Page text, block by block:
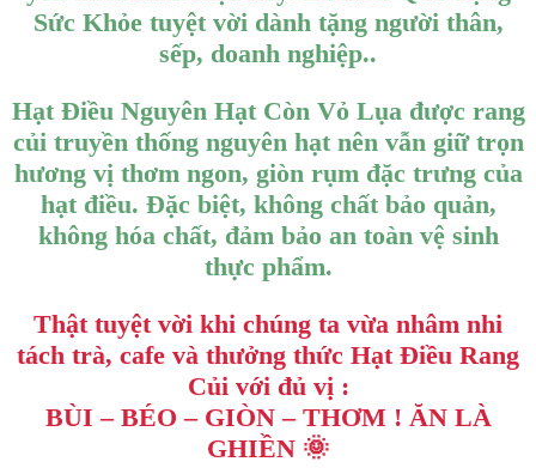
Sức Khỏetuyệt vời dành tặng người thân,
sếp, doanh nghiệp..
Hạt Điều Nguyên Hạt Còn Vỏ Lụađược rang
củi truyền thống nguyên hạt nên vẫn giữ trọn
hương vị thơm ngon, giòn rụm đặc trưng của
hạt điều. Đặc biệt, không chất bảo quản,
không hóa chất, đảm bảo an toàn vệ sinh
thực phẩm.
Thật tuyệt vời khi chúng ta vừa nhâm nhi
tách trà, cafe và thưởng thức Hạt Điều Rang
Củi với đủ vị :
BÙI – BÉO – GIÒN – THƠM ! ĂN LÀ
GHIỀN 🌞